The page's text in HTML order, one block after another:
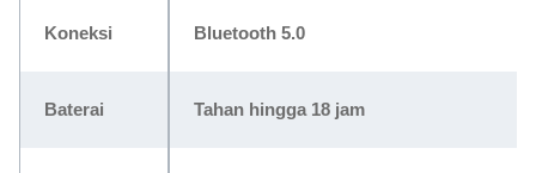
Koneksi Bluetooth 5.0
Baterai Tahan hingga 18 jam